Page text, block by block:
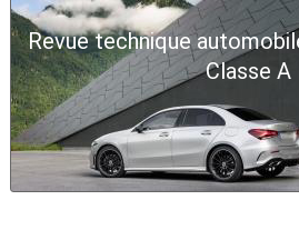
Revue technique
Classe A